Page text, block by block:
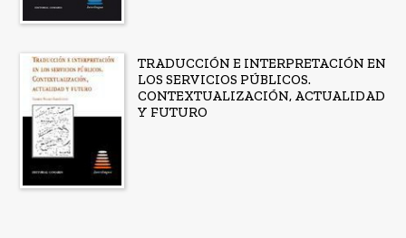
TRADUCCIÓN E INTERPRETACIÓN EN
LOS SERVICIOS PÚBLICOS.
CONTEXTUALIZACIÓN, ACTUALIDAD
Y FUTURO